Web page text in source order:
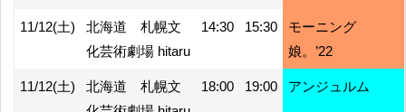
11/12(土)
北海道 札幌文
化芸術劇場 hitaru
14:30 15:30
モーニング
娘。’22
11/12(土)
北海道 札幌文
18:00 19:00 アンジュルム